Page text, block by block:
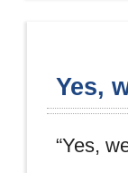
Yes,
“Yes,